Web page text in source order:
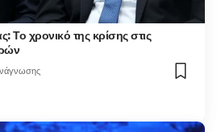
Το χρονικό της κρίσης στις